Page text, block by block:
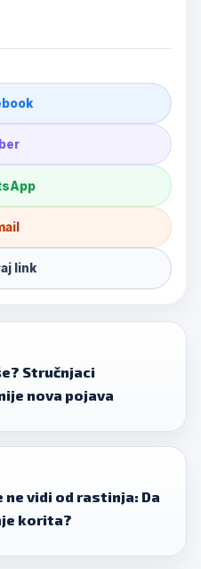
link
Stručnjaci
nova pojava
vidi od rastinja: Da
korita?